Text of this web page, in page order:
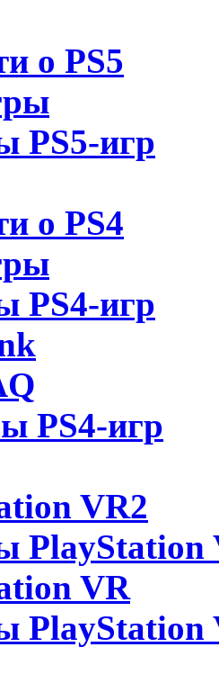
о PS5
PS5-игр
о PS4
PS4-игр
PS4-игр
VR2
PlayStation
VR
PlayStation